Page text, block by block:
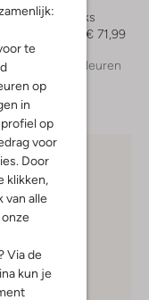
te
op
in
op
voor
Door
klikken,
van alle
Via de
kun je
Slingbacks
€ 71,99
+ meer kleuren